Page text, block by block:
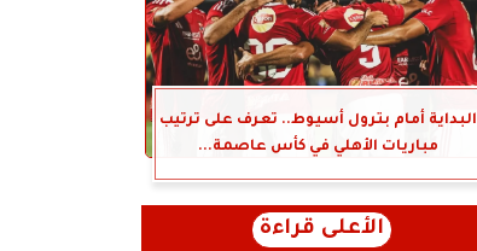
البداية أمام بترول أسيوط.. تعرف على ترتيب
مباريات الأهلي في كأس عاصمة...
الأعلى قراءة